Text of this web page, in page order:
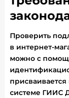
Проверить
в интернет-
можно с
системе ГИИС